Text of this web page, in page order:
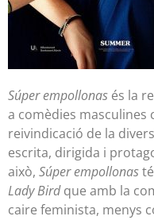
Súper empollonas és la
a comèdies masculines
reivindicació de la
escrita, dirigida i
això, Súper empollonas
Lady Birdque amb la
caire feminista, menys